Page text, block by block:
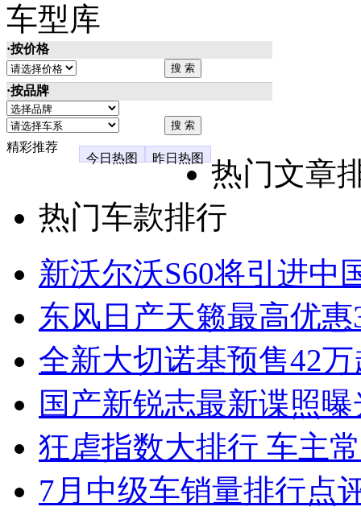
车型库
·按价格
·按品牌
精彩推荐
今日热图
昨日热图
热门文章
热门车款排行
新沃尔沃S60将引进中
东风日产天籁最高优
全新大切诺基预售42
国产新锐志最新谍照
狂虐指数大排行 车主
7月中级车销量排行点